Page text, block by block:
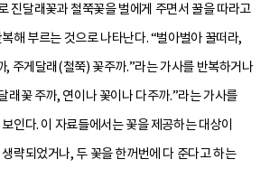
진달래꽃과 철쭉꽃을 벌에게 주면서 꿀을 따라고
해 부르는 것으로 나타난다. “벌아벌아 꿀떠라,
, 주게달래(철쭉) 꽃주까.”라는 가사를 반복하거나
래꽃 주까, 연이나 꽃이나 다주까.”라는 가사를
인다. 이 자료들에서는 꽃을 제공하는 대상이
략되었거나, 두 꽃을 한꺼번에 다 준다고 하는